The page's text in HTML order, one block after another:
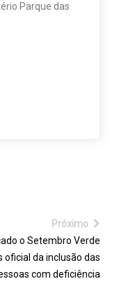
Parque das
Próximo
o Setembro Verde
oficial da inclusão das
com deficiência